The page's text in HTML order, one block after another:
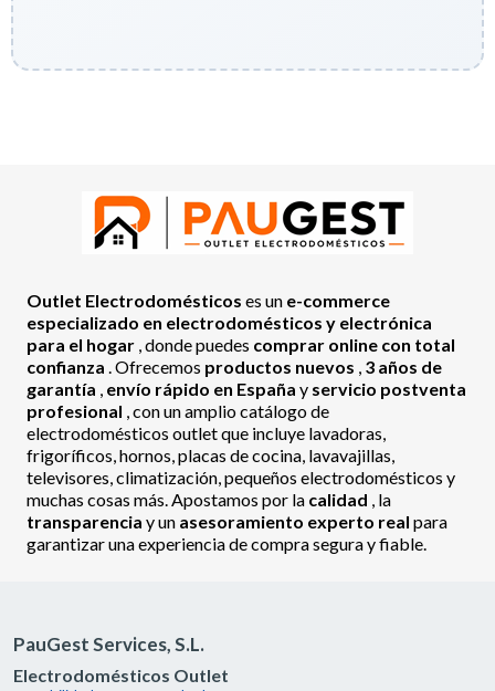
Outlet Electrodomésticos es un e-commerce
especializado en electrodomésticos y electrónica
para el hogar , donde puedes comprar online con total
confianza . Ofrecemos productos nuevos , 3 años de
garantía , envío rápido en España y servicio postventa
profesional , con un amplio catálogo de
electrodomésticos outlet que incluye lavadoras,
frigoríficos, hornos, placas de cocina, lavavajillas,
televisores, climatización, pequeños electrodomésticos y
muchas cosas más. Apostamos por la calidad , la
transparencia y un asesoramiento experto real para
garantizar una experiencia de compra segura y fiable.
PauGest Services, S.L.
Electrodomésticos Outlet